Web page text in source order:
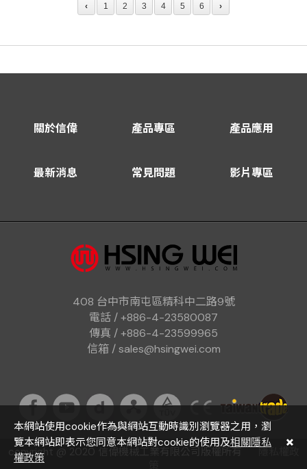
‹ 1 2 3 4 5 6 ›
關於信偉 產品專區 產品應用
最新消息 常見問題 影片專區
408 台中市南屯區精科中二路9號
電話 / +886-4-23580087
傳真 / +886-4-23599965
信箱 / sales@hsingwei.com
copyright @ 2020 信偉機械工業有限公司版權所有
本網站使用cookie作為與網站互動時識別瀏覽器之用，瀏
覽本網站即表示您同意本網站對cookie的使用及相關隱私
權政策